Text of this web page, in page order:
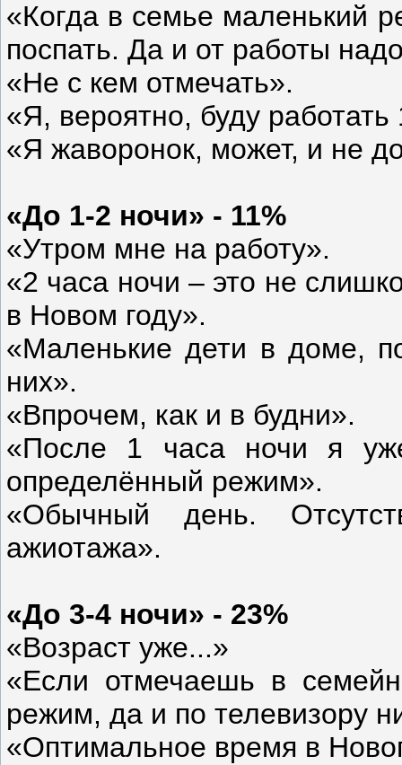
«Когда в семье маленький
поспать. Да и от работы
«Не с кем отмечать».
«Я, вероятно, буду работать
«Я жаворонок, может, и не
«До 1-2 ночи» - 11%
«Утром мне на работу».
«2 часа ночи – это не
в Новом году».
«Маленькие дети в доме,
них».
«Впрочем, как и в будни».
«После 1 часа ночи я
определённый режим».
«Обычный день.
ажиотажа».
«До 3-4 ночи» - 23%
«Возраст уже...»
«Если отмечаешь в
режим, да и по телевизору
«Оптимальное время в